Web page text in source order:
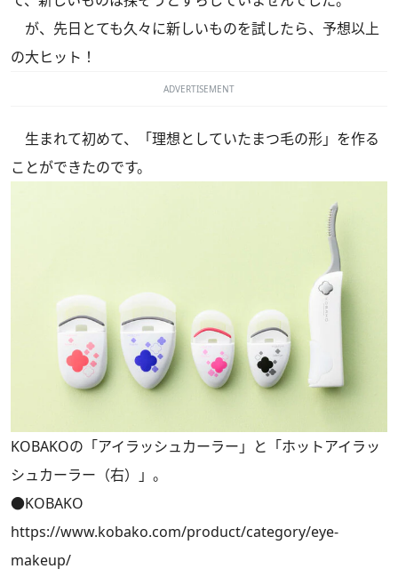
が、先日とても久々に新しいものを試したら、予想以上
の大ヒット！
ADVERTISEMENT
生まれて初めて、「理想としていたまつ毛の形」を作る
ことができたのです。
KOBAKOの「アイラッシュカーラー」と「ホットアイラッ
シュカーラー（右）」。
●KOBAKO
https://www.kobako.com/product/category/eye-
makeup/